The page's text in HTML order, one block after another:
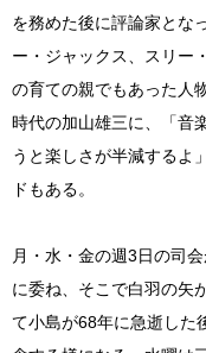
を務めた後に評論家とな
ー・ジャックス、スリー
の育ての親でもあった人
時代の加山雄三に、「音
うと楽しさが半減するよ
ドもある。
月・水・金の週3日の司
に委ね、そこで白羽の矢
て小島が68年に急逝した